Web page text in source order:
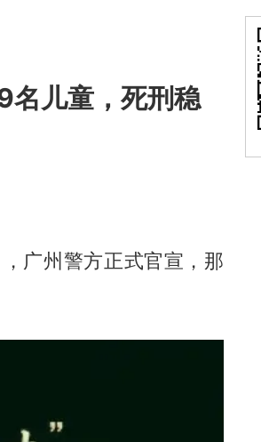
名儿童，死刑稳
广州警方正式官宣，那